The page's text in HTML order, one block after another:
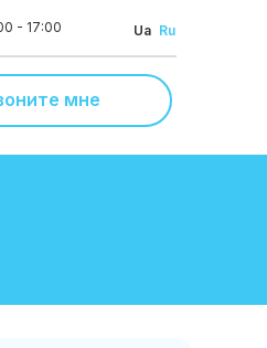
- 17:00 Ua Ru
мне